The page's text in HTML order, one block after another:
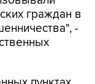
пунктах